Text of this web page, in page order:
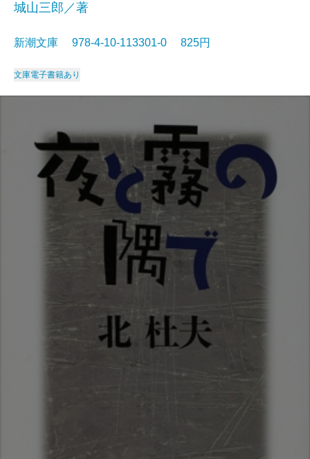
城山三郎／著
新潮文庫 978-4-10-113301-0 825円
文庫電子書籍あり